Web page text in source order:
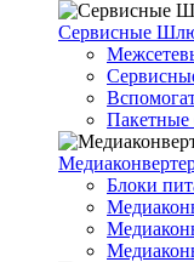
Сервисные
Пакетные
Блоки